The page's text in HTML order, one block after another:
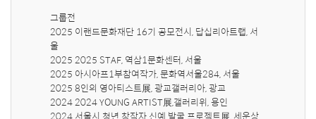
그룹전
2025 이랜드문화재단 16기 공모전시, 답십리아트랩, 서
울
2025 2025 STAF, 역삼1문화센터, 서울
2025 아시아프1부참여작가, 문화역서울284, 서울
2025 8인의 영아티스트展, 광교갤러리아, 광교
2024 2024 YOUNG ARTIST展,갤러리위, 용인
2024 서울시 청년 창작자 신예 발굴 프로젝트展, 세운상